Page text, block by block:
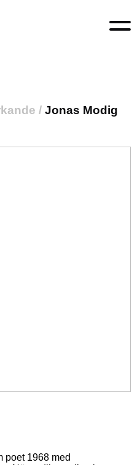
/ Jonas Modig
poet 1968 med